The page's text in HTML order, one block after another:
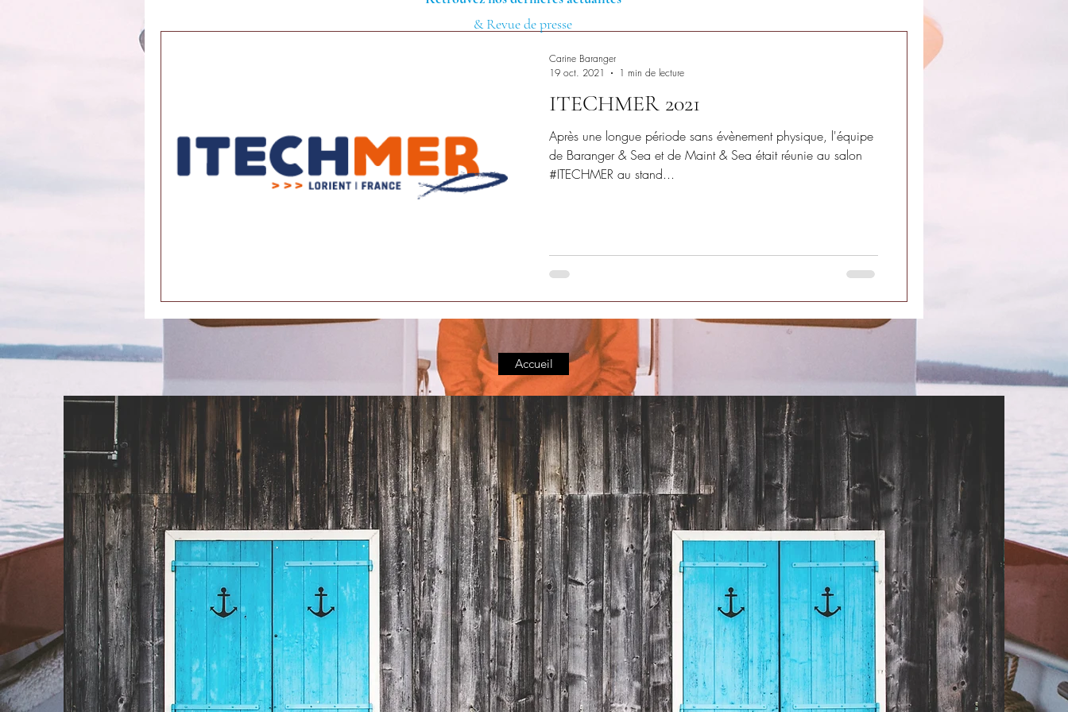
ITECHMER 2021
Après une longue période sans évènement physique, l'équipe
de Baranger & Sea et de Maint & Sea était réunie au salon
#ITECHMER au stand...
Carine Baranger
19 oct. 2021
1 min de lecture
& Revue de presse
Accueil